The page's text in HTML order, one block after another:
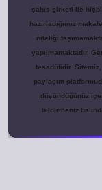
şahıs şirketi ile
hazırladığımız
niteliği
yapılmamaktadır.
tesadüfidir.
paylaşım
düşündüğünüz
bildirmeniz